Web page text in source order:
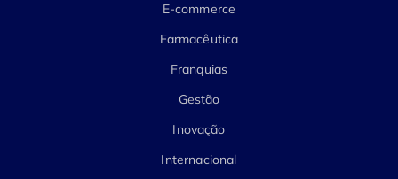
E-commerce
Farmacêutica
Franquias
Gestão
Inovação
Internacional